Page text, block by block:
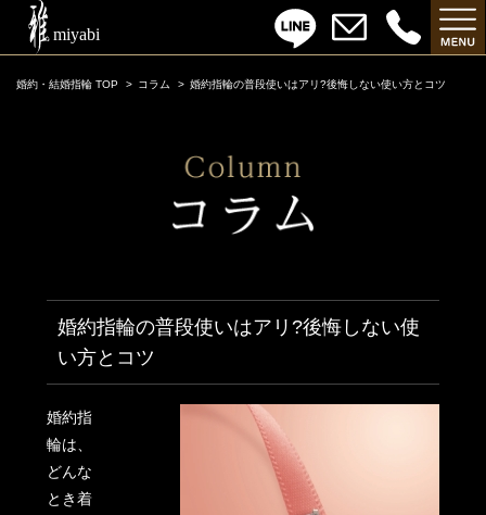
婚約・結婚指輪 TOP コラム 婚約指輪の普段使いはアリ?後悔しない使い方とコツ
婚約指輪の普段使いはアリ?後悔しない使
い方とコツ
婚約指
輪は、
どんな
とき着